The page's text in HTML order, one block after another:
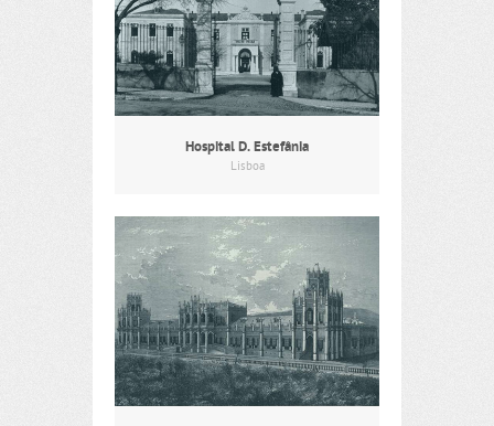
Hospital D. Estefânia
Lisboa